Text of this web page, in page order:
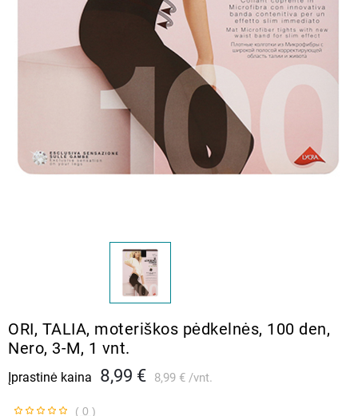
ORI, TALIA, moteriškos pėdkelnės, 100 den,
Nero, 3-M, 1 vnt.
Įprastinė kaina 8,99 € 8,99 € vnt.
( 0 )